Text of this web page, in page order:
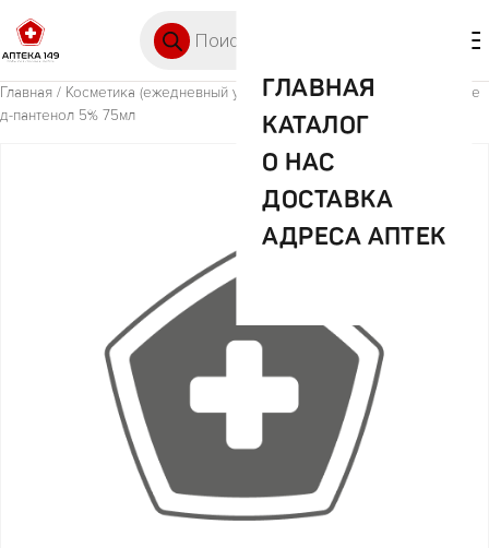
ГЛАВНАЯ
КАТАЛОГ
О НАС
ДОСТАВКА
АДРЕСА АПТЕК
Главная / Косметика (ежедневный уход) / Пан Молочко универсальное
д-пантенол 5% 75мл